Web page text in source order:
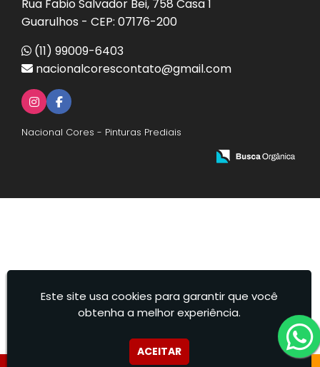
Rua Fabio Salvador Bei, 758 Casa 1
Guarulhos - CEP: 07176-200
(11) 99009-6403
nacionalcorescontato@gmail.com
Nacional Cores - Pinturas Prediais
Este site usa cookies para garantir que você
obtenha a melhor experiência.
ACEITAR